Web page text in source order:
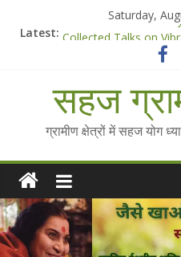
Saturday,
Latest: Chalo Gaon Ki Or
Collected Talks on
सहज कृषि प्रचार-प्रसार किट
Standee Designs @
सहज
ग्रामीण क्षेत्रों में सहज योग